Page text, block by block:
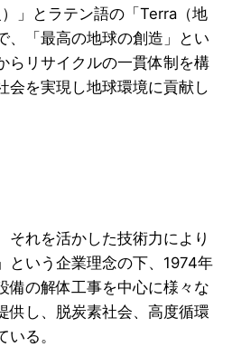
」とラテン語の「Terra（地
、「最高の地球の創造」とい
らリサイクルの一貫体制を構
会を実現し地球環境に貢献し
それを活かした技術力により
という企業理念の下、1974年
備の解体工事を中心に様々な
供し、脱炭素社会、高度循環
る。